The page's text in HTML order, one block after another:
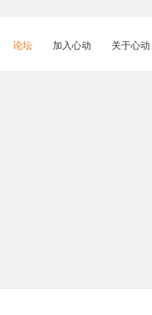
论坛 加入心动 关于心动